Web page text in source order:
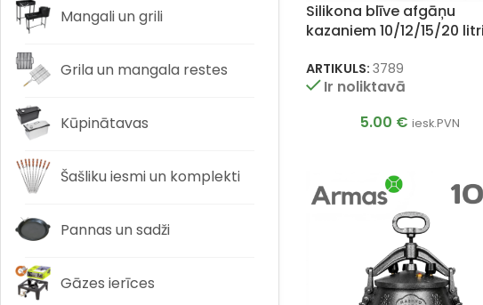
Mangali un grili
Grila un mangala restes
Kūpinātavas
Šašliku iesmi un komplekti
Pannas un sadži
Gāzes ierīces
Silikona blīve afgāņu
kazaniem 10/12/15/20
ARTIKULS: 3789
Ir noliktavā
5.00 € iesk.PVN